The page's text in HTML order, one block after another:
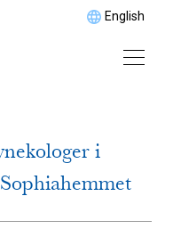
English
i